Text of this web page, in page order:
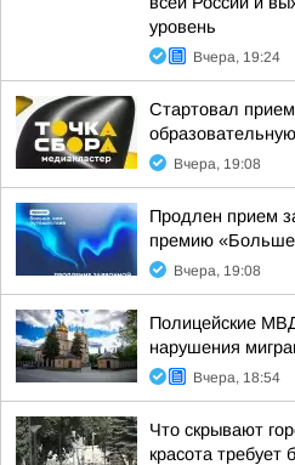
уровень
Вчера, 19:24
Стартовал
Вчера, 19:08
Продлен прием
премию
Вчера, 19:08
Полицейские
нарушения
Вчера, 18:54
Что скрывают
красота требует